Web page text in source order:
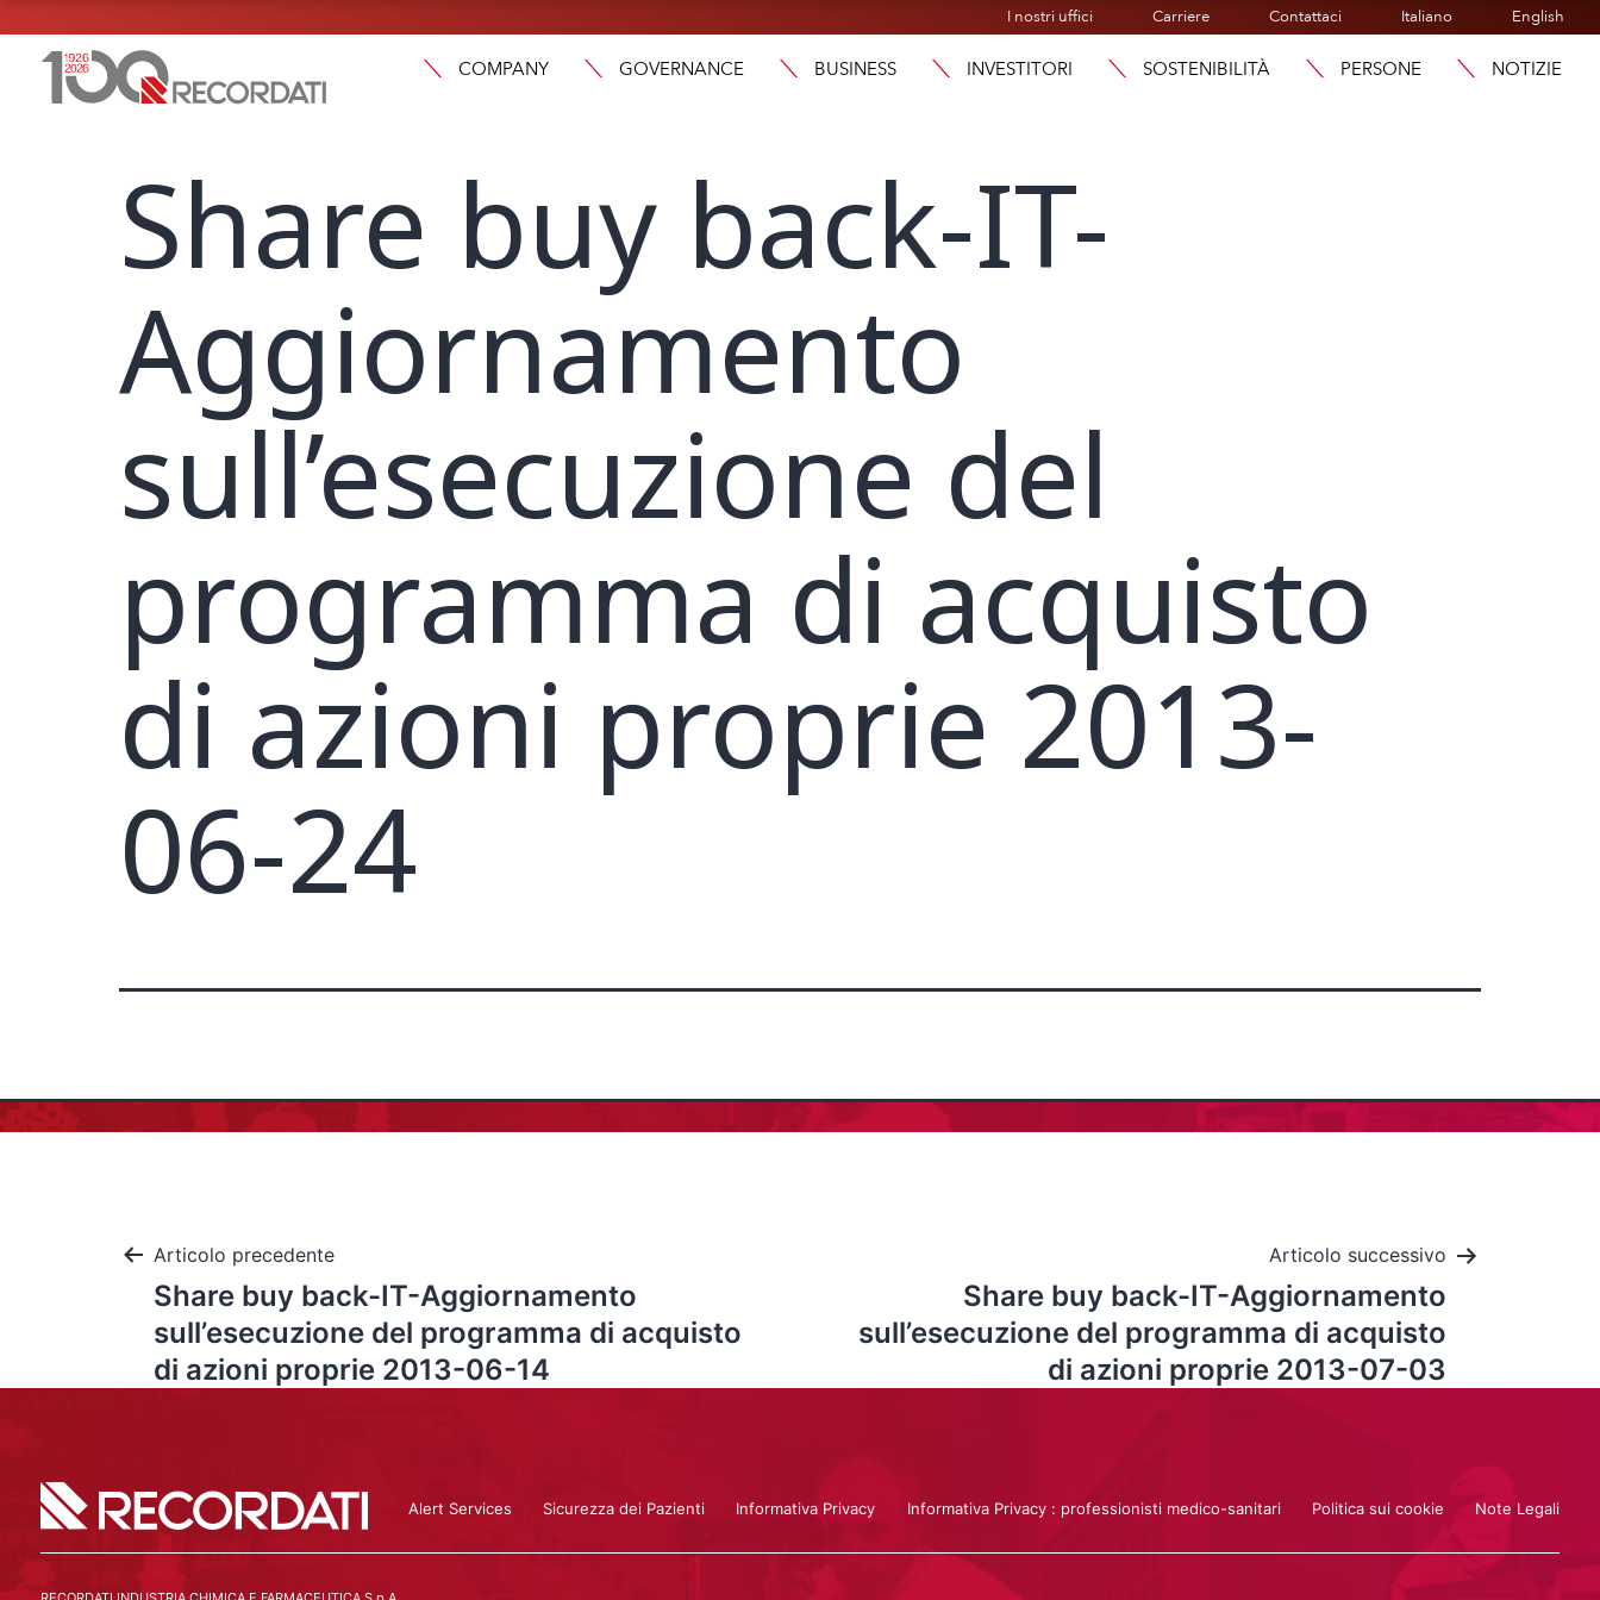
I nostri uffici Carriere Contattaci Italiano English
COMPANY GOVERNANCE BUSINESS INVESTITORI SOSTENIBILITÀ PERSONE NOTIZIE
Share buy back-IT-
Aggiornamento
sull’esecuzione del
programma di acquisto
di azioni proprie 2013-
06-24
Articolo precedente
Share buy back-IT-Aggiornamento
sull’esecuzione del programma di acquisto
di azioni proprie 2013-06-14
Articolo successivo
Share buy back-IT-Aggiornamento
sull’esecuzione del programma di acquisto
di azioni proprie 2013-07-03
Alert Services Sicurezza dei Pazienti Informativa Privacy Informativa Privacy : professionisti medico-sanitari Politica sui cookie Note Legali